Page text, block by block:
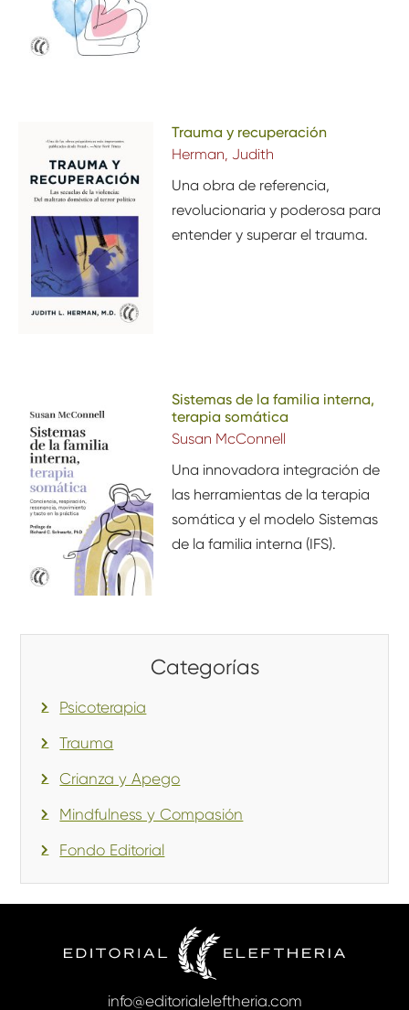
Trauma y recuperación
Herman, Judith
Una obra de referencia,
revolucionaria y poderosa para
entender y superar el trauma.
Sistemas de la familia interna,
terapia somática
Susan McConnell
Una innovadora integración de
las herramientas de la terapia
somática y el modelo Sistemas
de la familia interna (IFS).
Categorías
Psicoterapia
Trauma
Crianza y Apego
Mindfulness y Compasión
Fondo Editorial
info@editorialeleftheria.com